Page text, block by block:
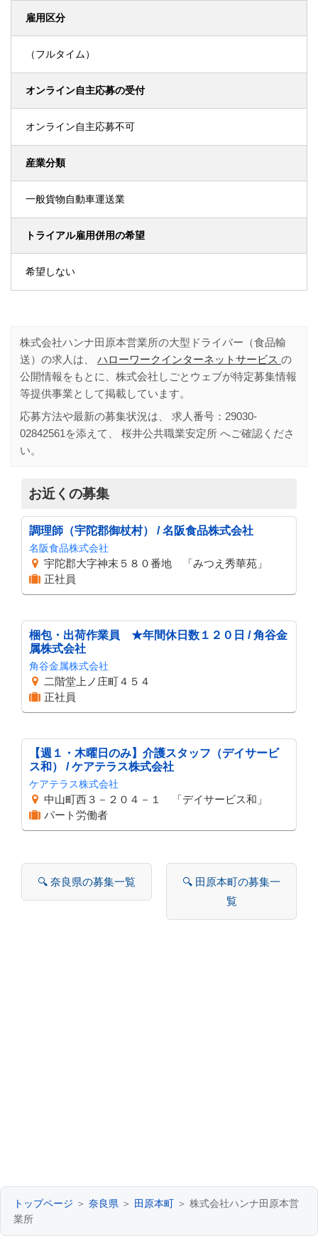
雇用区分
（フルタイム）
オンライン自主応募の受付
オンライン自主応募不可
産業分類
一般貨物自動車運送業
トライアル雇用併用の希望
希望しない
株式会社ハンナ田原本営業所の大型ドライバー（食品輸
送）の求人は、 ハローワークインターネットサービス の
公開情報をもとに、株式会社しごとウェブが特定募集情報
等提供事業として掲載しています。
応募方法や最新の募集状況は、 求人番号： 29030-
02842561 を添えて、 桜井公共職業安定所 へご確認くださ
い。
お近くの募集
調理師（宇陀郡御杖村） / 名阪食品株式会社
名阪食品株式会社
宇陀郡大字神末５８０番地 「みつえ秀華苑」
正社員
梱包・出荷作業員 ★年間休日数１２０日 / 角谷金
属株式会社
角谷金属株式会社
二階堂上ノ庄町４５４
正社員
【週１・木曜日のみ】介護スタッフ（デイサービ
ス和） / ケアテラス株式会社
ケアテラス株式会社
中山町西３－２０４－１ 「デイサービス和」
パート労働者
🔍 奈良県の募集一覧
🔍 田原本町の募集一
覧
トップページ ＞ 奈良県 ＞ 田原本町 ＞ 株式会社ハンナ田原本営
業所